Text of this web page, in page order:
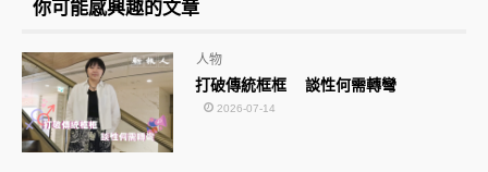
你可能感興趣的文章
打破傳統框框 談性何需轉彎
人物
2026-07-14